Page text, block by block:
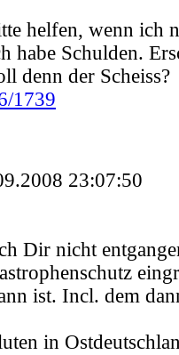
helfen, wenn ich
habe Schulden.
denn der Scheiss?
1739
23:07:50
Dir nicht
ist. Incl. dem
in